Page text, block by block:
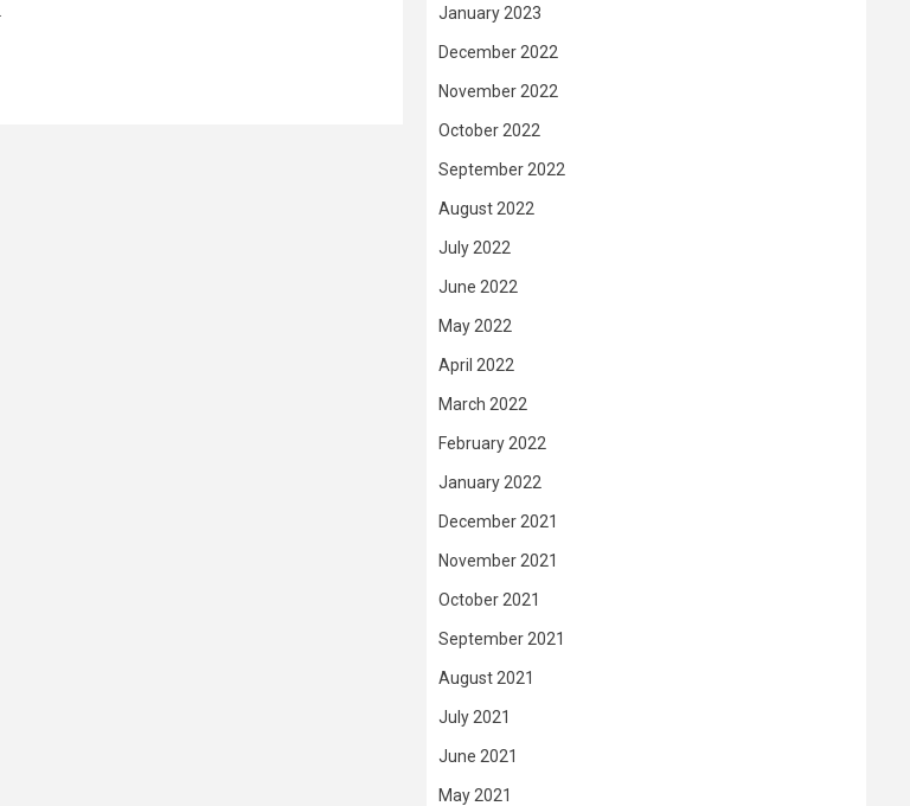
January 2023
December 2022
November 2022
October 2022
September 2022
August 2022
July 2022
June 2022
May 2022
April 2022
March 2022
February 2022
January 2022
December 2021
November 2021
October 2021
September 2021
August 2021
July 2021
June 2021
May 2021